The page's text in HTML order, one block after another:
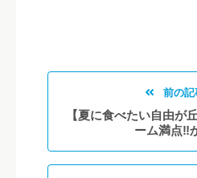
前の記
【夏に食べたい自由が
ーム満点‼️